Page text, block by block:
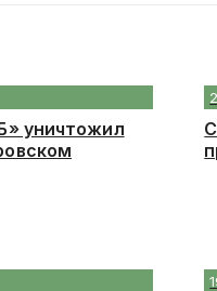
уничтожил